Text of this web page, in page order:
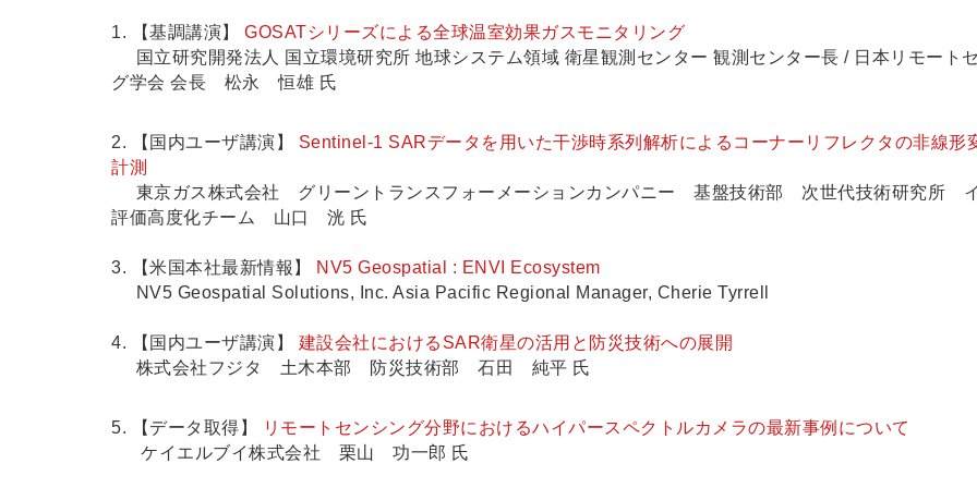
1. 【基調講演】 GOSATシリーズによる全球温室効果ガスモニタリング
国立研究開発法人 国立環境研究所 地球システム領域 衛星観測センター 観測センター長 / 日本リモート
グ学会 会長 松永 恒雄 氏
2. 【国内ユーザ講演】 Sentinel-1 SARデータを用いた干渉時系列解析によるコーナーリフレクタの非線形
計測
東京ガス株式会社 グリーントランスフォーメーションカンパニー 基盤技術部 次世代技術研究所
評価高度化チーム 山口 洸 氏
3. 【米国本社最新情報】
NV5 Geospatial : ENVI Ecosystem
NV5 Geospatial Solutions, Inc. Asia Pacific Regional Manager, Cherie Tyrrell
4. 【国内ユーザ講演】 建設会社におけるSAR衛星の活用と防災技術への展開
株式会社フジタ 土木本部 防災技術部 石田 純平 氏
5. 【データ取得】
リモートセンシング分野におけるハイパースペクトルカメラの最新事例について
ケイエルブイ株式会社 栗山 功一郎 氏